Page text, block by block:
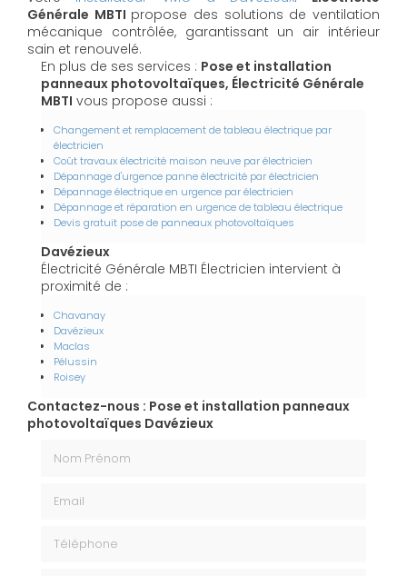
Générale MBTI propose des solutions de ventilation
mécanique contrôlée, garantissant un air intérieur
sain et renouvelé.
En plus de ses services : Pose et installation
panneaux photovoltaïques, Électricité Générale
MBTI vous propose aussi :
Changement et remplacement de tableau électrique par
électricien
Coût travaux électricité maison neuve par électricien
Dépannage d'urgence panne électricité par électricien
Dépannage électrique en urgence par électricien
Dépannage et réparation en urgence de tableau électrique
Devis gratuit pose de panneaux photovoltaïques
Davézieux
Électricité Générale MBTI Électricien intervient à
proximité de :
Chavanay
Davézieux
Maclas
Pélussin
Roisey
Contactez-nous : Pose et installation panneaux
photovoltaïques Davézieux